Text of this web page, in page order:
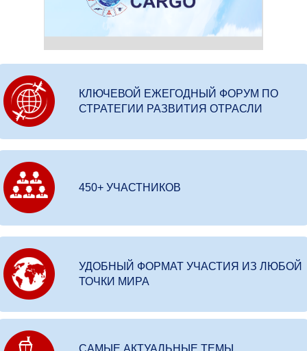
КЛЮЧЕВОЙ ЕЖЕГОДНЫЙ ФОРУМ ПО
СТРАТЕГИИ РАЗВИТИЯ ОТРАСЛИ
450+ УЧАСТНИКОВ
УДОБНЫЙ ФОРМАТ УЧАСТИЯ ИЗ ЛЮБОЙ
ТОЧКИ МИРА
САМЫЕ АКТУАЛЬНЫЕ ТЕМЫ